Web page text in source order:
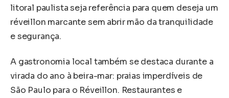
litoral paulista seja referência para quem deseja um
réveillon marcante sem abrir mão da tranquilidade
e segurança.
A gastronomia local também se destaca durante a
virada do ano à beira-mar: praias imperdíveis de
São Paulo para o Réveillon. Restaurantes e